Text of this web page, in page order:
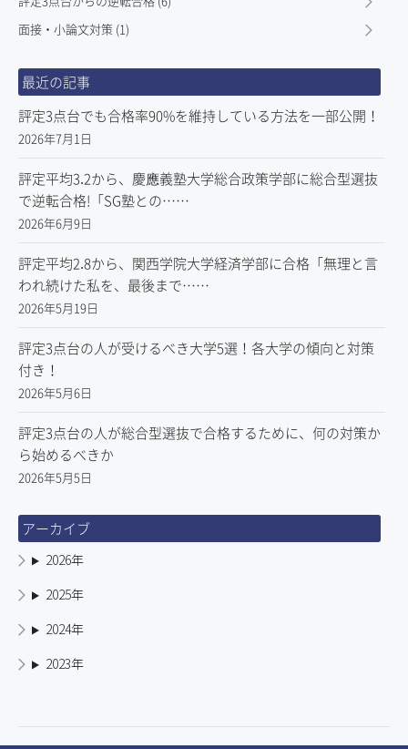
面接・小論文対策 (1)
最近の記事
評定3点台でも合格率90%を維持している方法を一部公開！
2026年7月1日
評定平均3.2から、慶應義塾大学総合政策学部に総合型選抜
で逆転合格!「SG塾との……
2026年6月9日
評定平均2.8から、関西学院大学経済学部に合格「無理と言
われ続けた私を、最後まで……
2026年5月19日
評定3点台の人が受けるべき大学5選！各大学の傾向と対策
付き！
2026年5月6日
評定3点台の人が総合型選抜で合格するために、何の対策か
ら始めるべきか
2026年5月5日
アーカイブ
2026年
2025年
2024年
2023年